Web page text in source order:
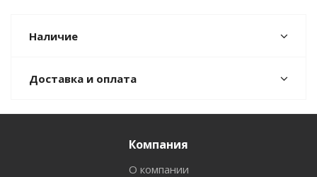
Наличие
Доставка и оплата
Компания
О компании